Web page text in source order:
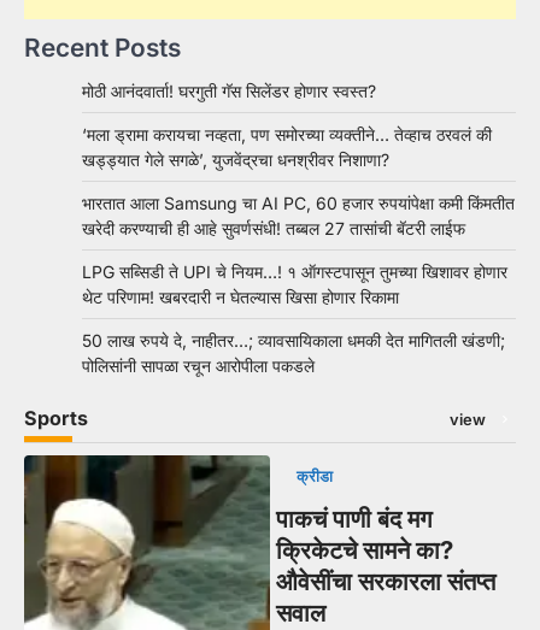
Recent Posts
मोठी आनंदवार्ता! घरगुती गॅस सिलेंडर होणार स्वस्त?
‘मला ड्रामा करायचा नव्हता, पण समोरच्या व्यक्तीने… तेव्हाच ठरवलं की
खड्ड्यात गेले सगळे’, युजवेंद्रचा धनश्रीवर निशाणा?
भारतात आला Samsung चा AI PC, 60 हजार रुपयांपेक्षा कमी किंमतीत
खरेदी करण्याची ही आहे सुवर्णसंधी! तब्बल 27 तासांची बॅटरी लाईफ
LPG सब्सिडी ते UPI चे नियम…! १ ऑगस्टपासून तुमच्या खिशावर होणार
थेट परिणाम! खबरदारी न घेतल्यास खिसा होणार रिकामा
50 लाख रुपये दे, नाहीतर…; व्यावसायिकाला धमकी देत मागितली खंडणी;
पोलिसांनी सापळा रचून आरोपीला पकडले
Sports view
क्रीडा
पाकचं पाणी बंद मग
क्रिकेटचे सामने का?
औवेसींचा सरकारला संतप्त
सवाल